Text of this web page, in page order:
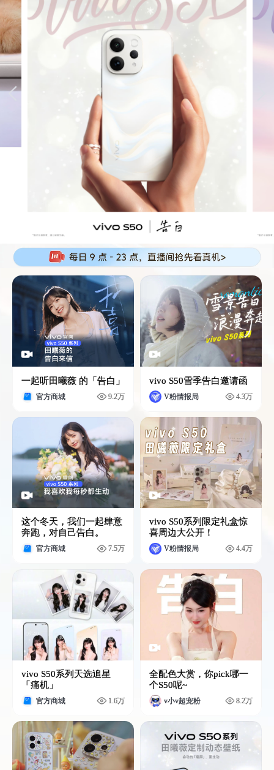
一起听田曦薇 的「告白」
官方商城 9.2万
这个冬天，我们一起肆意
奔跑，对自己告白。
官方商城 7.5万
vivo S50系列天选追星
「痛机」
官方商城 1.6万
vivo S50雪季告白邀请函
V粉情报局 4.3万
vivo S50系列限定礼盒惊
喜周边大公开！
V粉情报局 4.4万
全配色大赏，你pick哪一
个S50呢~
v小v超宠粉 8.2万